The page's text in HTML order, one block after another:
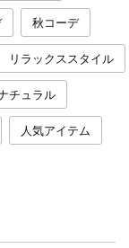
秋コーデ
リラックススタイル
チュラル
人気アイテム